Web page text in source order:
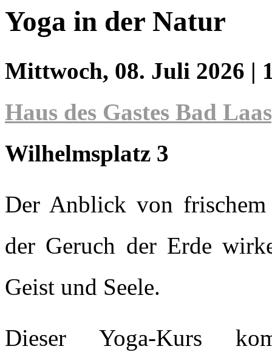
Yoga in der Natur
Mittwoch, 08. Juli 2026 |
Haus des Gastes Bad
Wilhelmsplatz 3
Der Anblick von
der Geruch der Erde
Geist und Seele.
Dieser Yoga-Kurs